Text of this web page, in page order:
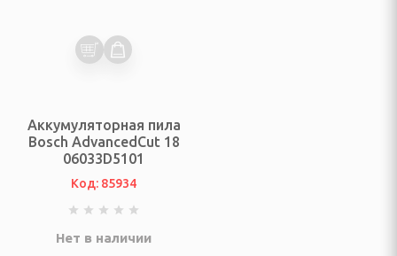
и городские, сумки
Аккумуляторная пила
Bosch AdvancedCut 18
06033D5101
Код: 85934
Нет в наличии